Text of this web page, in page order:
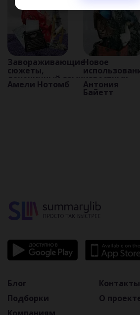
Завораживающие
сюжеты,
лаконичный язык,
обескураживающие
Амели Нотомб
Новое
известных
писательских
приемов
Антония
Байетт
Блог
Подборки
О